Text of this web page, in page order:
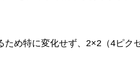
め特に変化せず、2×2（4ピクセ